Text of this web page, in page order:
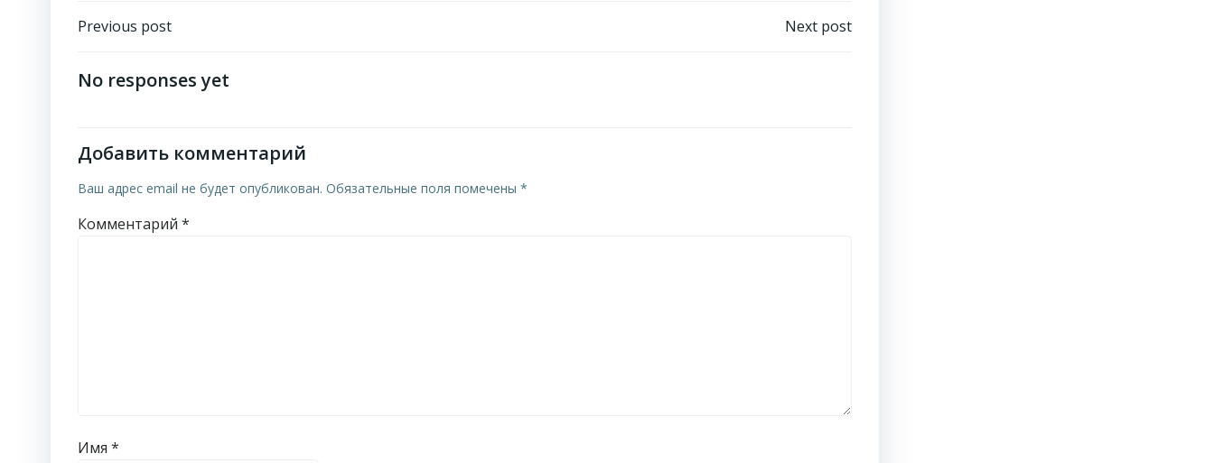
Навигация
по
Previous post Next post
No responses yet
Добавить комментарий
Ваш адрес email не будет опубликован. Обязательные поля помечены *
Комментарий *
Имя *